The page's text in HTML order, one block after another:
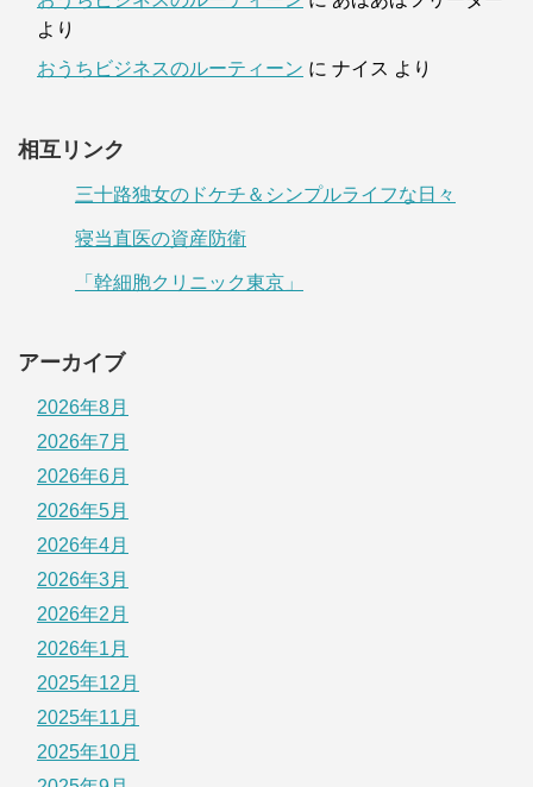
より
おうちビジネスのルーティーン に ナイス より
相互リンク
三十路独女のドケチ＆シンプルライフな日々
寝当直医の資産防衛
「幹細胞クリニック東京」
アーカイブ
2026年8月
2026年7月
2026年6月
2026年5月
2026年4月
2026年3月
2026年2月
2026年1月
2025年12月
2025年11月
2025年10月